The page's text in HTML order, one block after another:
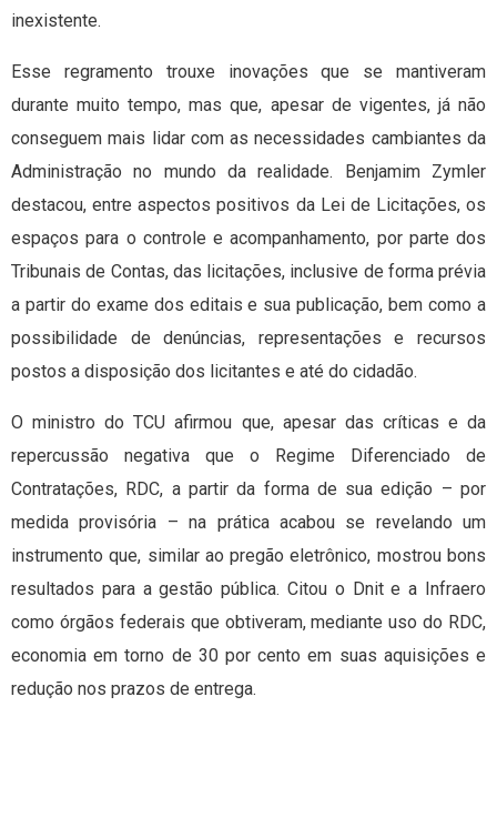
inexistente.
Esse regramento trouxe inovações que se mantiveram
durante muito tempo, mas que, apesar de vigentes, já não
conseguem mais lidar com as necessidades cambiantes da
Administração no mundo da realidade. Benjamim Zymler
destacou, entre aspectos positivos da Lei de Licitações, os
espaços para o controle e acompanhamento, por parte dos
Tribunais de Contas, das licitações, inclusive de forma prévia
a partir do exame dos editais e sua publicação, bem como a
possibilidade de denúncias, representações e recursos
postos a disposição dos licitantes e até do cidadão.
O ministro do TCU afirmou que, apesar das críticas e da
repercussão negativa que o Regime Diferenciado de
Contratações, RDC, a partir da forma de sua edição – por
medida provisória – na prática acabou se revelando um
instrumento que, similar ao pregão eletrônico, mostrou bons
resultados para a gestão pública. Citou o Dnit e a Infraero
como órgãos federais que obtiveram, mediante uso do RDC,
economia em torno de 30 por cento em suas aquisições e
redução nos prazos de entrega.